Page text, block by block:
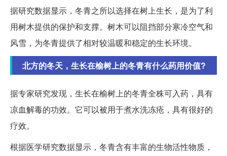
据研究数据显示，冬青之所以选择在树上生长，是为了利
用树木提供的保护和支撑。树木可以阻挡部分寒冷空气和
风雪，为冬青提供了相对较温暖和稳定的生长环境。
北方的冬天，生长在榆树上的冬青有什么药用价值?
据专家研究发现，生长在榆树上的冬青全株可入药，具有
凉血解毒的功效。它可以被用于煮水洗冻疮，具有很好的
疗效。
根据医学研究数据显示，冬青含有丰富的生物活性物质，